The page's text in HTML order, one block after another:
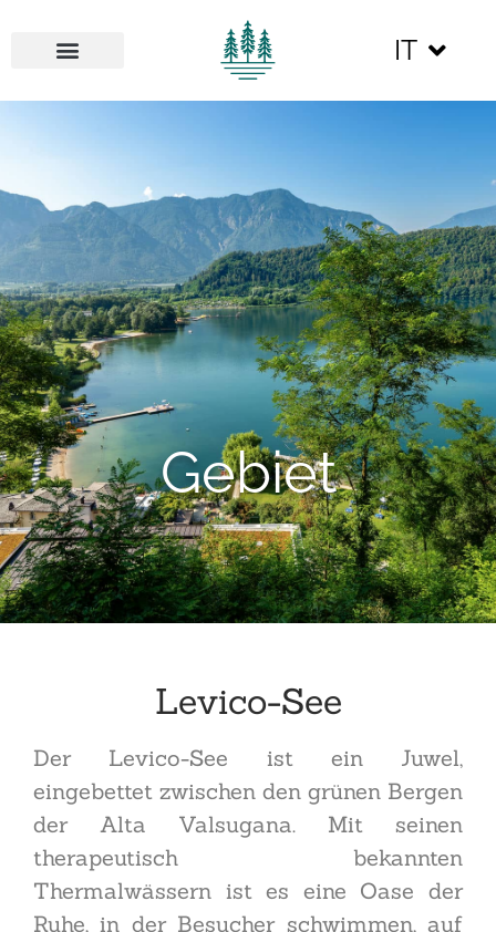
IT
Gebiet
Levico-See
Der Levico-See ist ein Juwel,
eingebettet zwischen den grünen Bergen
der Alta Valsugana. Mit seinen
therapeutisch bekannten
Thermalwässern ist es eine Oase der
Ruhe, in der Besucher schwimmen, auf